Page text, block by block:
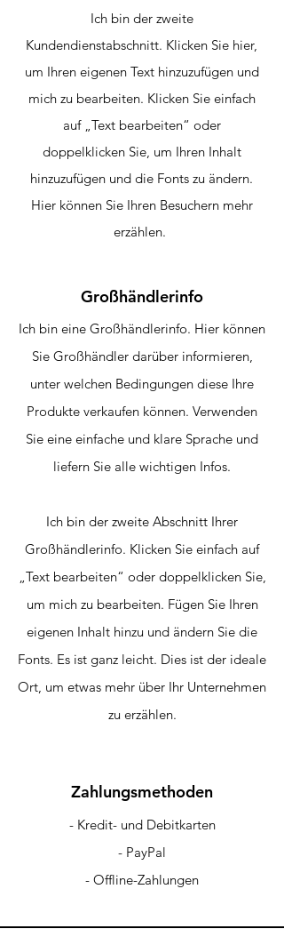
Ich bin der zweite
Kundendienstabschnitt. Klicken Sie hier,
um Ihren eigenen Text hinzuzufügen und
mich zu bearbeiten. Klicken Sie einfach
auf „Text bearbeiten“ oder
doppelklicken Sie, um Ihren Inhalt
hinzuzufügen und die Fonts zu ändern.
Hier können Sie Ihren Besuchern mehr
erzählen.
Großhändlerinfo
Ich bin eine Großhändlerinfo. Hier können
Sie Großhändler darüber informieren,
unter welchen Bedingungen diese Ihre
Produkte verkaufen können. Verwenden
Sie eine einfache und klare Sprache und
liefern Sie alle wichtigen Infos.
Ich bin der zweite Abschnitt Ihrer
Großhändlerinfo. Klicken Sie einfach auf
„Text bearbeiten“ oder doppelklicken Sie,
um mich zu bearbeiten. Fügen Sie Ihren
eigenen Inhalt hinzu und ändern Sie die
Fonts. Es ist ganz leicht. Dies ist der ideale
Ort, um etwas mehr über Ihr Unternehmen
zu erzählen.
Zahlungsmethoden
- Kredit- und Debitkarten
- PayPal
- Offline-Zahlungen